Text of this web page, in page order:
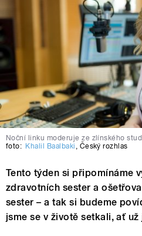
Noční linku moderuje ze zlínského
foto: Khalil Baalbaki Český rozhlas
Tento týden si připomínáme
zdravotních sester a
sester – a tak si budeme
jsme se v životě setkali, ať